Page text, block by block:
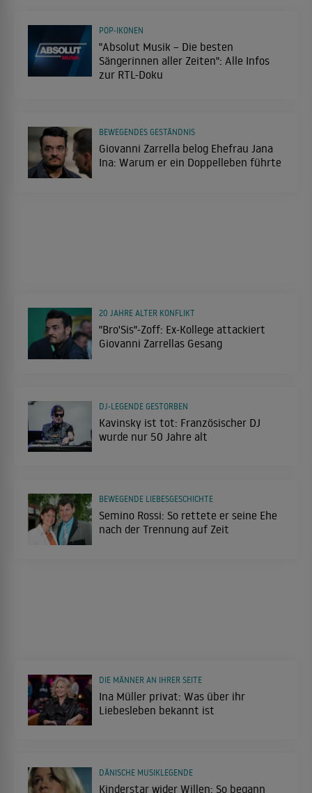
"Absolut Musik – Die besten
Sängerinnen aller Zeiten": Alle Infos
zur RTL-Doku
POP-IKONEN
Giovanni Zarrella belog Ehefrau Jana
Ina: Warum er ein Doppelleben führte
BEWEGENDES GESTÄNDNIS
"Bro'Sis"-Zoff: Ex-Kollege attackiert
Giovanni Zarrellas Gesang
20 JAHRE ALTER KONFLIKT
Kavinsky ist tot: Französischer DJ
wurde nur 50 Jahre alt
DJ-LEGENDE GESTORBEN
Semino Rossi: So rettete er seine Ehe
nach der Trennung auf Zeit
BEWEGENDE LIEBESGESCHICHTE
Ina Müller privat: Was über ihr
Liebesleben bekannt ist
DIE MÄNNER AN IHRER SEITE
Kinderstar wider Willen: So begann
DÄNISCHE MUSIKLEGENDE